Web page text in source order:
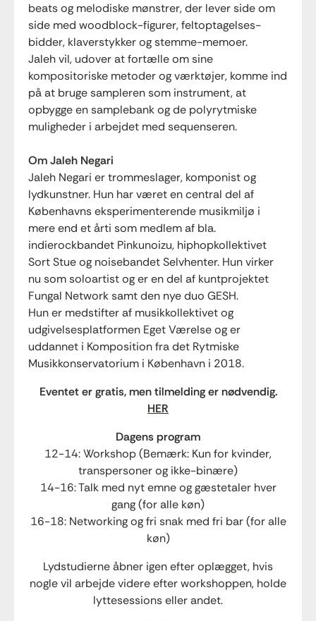
beats og melodiske mønstrer, der lever side om
side med woodblock-figurer, feltoptagelses-
bidder, klaverstykker og stemme-memoer.
Jaleh vil, udover at fortælle om sine
kompositoriske metoder og værktøjer, komme ind
på at bruge sampleren som instrument, at
opbygge en samplebank og de polyrytmiske
muligheder i arbejdet med sequenseren.
Om Jaleh Negari
Jaleh Negari er trommeslager, komponist og
lydkunstner. Hun har været en central del af
Københavns eksperimenterende musikmiljø i
mere end et årti som medlem af bla.
indierockbandet Pinkunoizu, hiphopkollektivet
Sort Stue og noisebandet Selvhenter. Hun virker
nu som soloartist og er en del af kuntprojektet
Fungal Network samt den nye duo GESH.
Hun er medstifter af musikkollektivet og
udgivelsesplatformen Eget Værelse og er
uddannet i Komposition fra det Rytmiske
Musikkonservatorium i København i 2018.
Eventet er gratis, men tilmelding er nødvendig.
HER
Dagens program
12-14: Workshop (Bemærk: Kun for kvinder,
transpersoner og ikke-binære)
14-16: Talk med nyt emne og gæstetaler hver
gang (for alle køn)
16-18: Networking og fri snak med fri bar (for alle
køn)
Lydstudierne åbner igen efter oplægget, hvis
nogle vil arbejde videre efter workshoppen, holde
lyttesessions eller andet.